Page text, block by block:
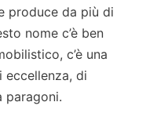
produce da più di
nome c’è ben
c’è una
eccellenza, di
paragoni.